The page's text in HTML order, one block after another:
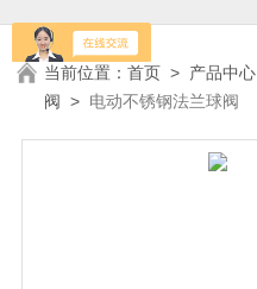
当前位置：首页 > 产品中心
阀 > 电动不锈钢法兰球阀